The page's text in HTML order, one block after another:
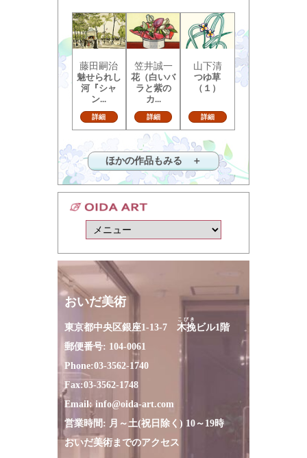
藤田嗣治
魅せられし
河『シャ
ン...
詳細
笠井誠一
花（白いバ
ラと紫の
カ...
詳細
山下清
つゆ草
（１）
詳細
ほかの作品もみる ＋
おいだ美術
東京都中央区銀座1-13-7 木挽
こびき
ビル1階
郵便番号: 104-0061
Phone:03-3562-1740
Fax:03-3562-1748
Email: info@oida-art.com
営業時間: 月～土(祝日除く) 10～19時
おいだ美術までのアクセス